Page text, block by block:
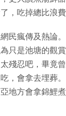
，吃掉總比浪
民瘋傳及熱論
只是池塘的觀
殘忍吧，畢竟
吃，會拿去埋葬
地方會拿錦鯉